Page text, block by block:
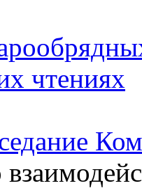
чтениях